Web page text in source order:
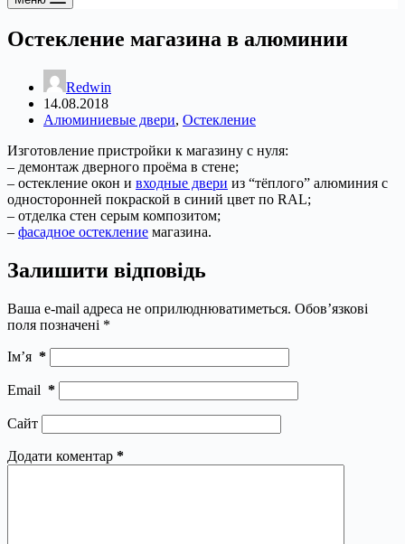
Остекление магазина в алюминии
Redwin
14.08.2018
Алюминиевые двери, Остекление
Изготовление пристройки к магазину с нуля:
– демонтаж дверного проёма в стене;
– остекление окон и входные двери из “тёплого” алюминия с
односторонней покраской в синий цвет по RAL;
– отделка стен серым композитом;
– фасадное остекление магазина.
Залишити відповідь
Ваша e-mail адреса не оприлюднюватиметься. Обов’язкові
поля позначені *
Ім’я *
Email *
Сайт
Додати коментар *